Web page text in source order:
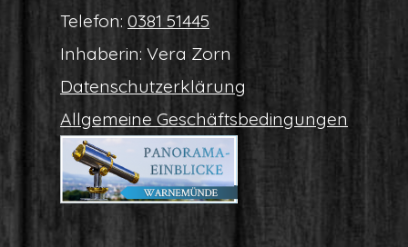
Tele­fon: 0381 51445
Inha­be­rin: Vera Zorn
Daten­schutz­er­klä­rung
All­ge­mei­ne Geschäftsbedingungen